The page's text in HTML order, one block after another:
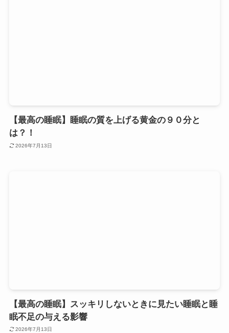
【最高の睡眠】睡眠の質を上げる黄金の９０分と
は？！
2026年7月13日
【最高の睡眠】スッキリしないときに見たい睡眠と睡
眠不足の与える影響
2026年7月13日